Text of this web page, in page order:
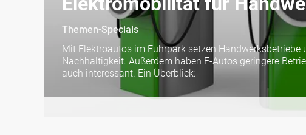
Themen-Specials
Mit Elektroautos im Fuhrpark setzen
Nachhaltigkeit. Außerdem haben E-Autos geringere
auch interessant. Ein Überblick: